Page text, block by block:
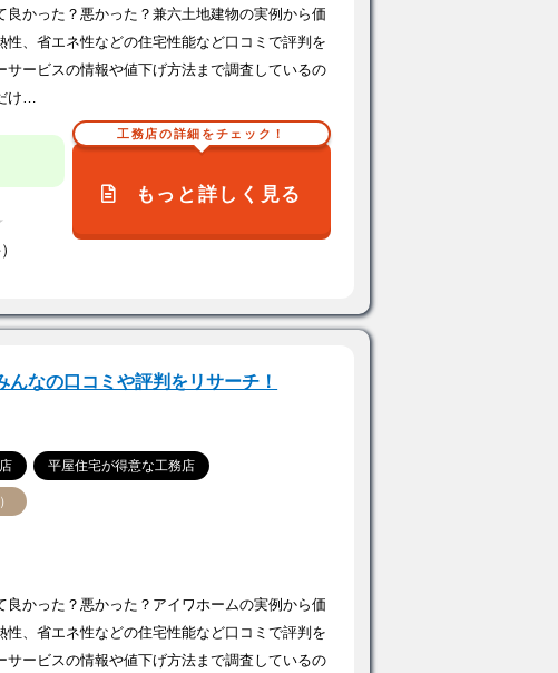
良かった？悪かった？兼六土地建物の実例から価
性、省エネ性などの住宅性能など口コミで評判を
サービスの情報や値下げ方法まで調査しているの
け…
工務店の詳細をチェック！
もっと詳しく見る
なの口コミや評判をリサーチ！
平屋住宅が得意な工務店
良かった？悪かった？アイワホームの実例から価
性、省エネ性などの住宅性能など口コミで評判を
サービスの情報や値下げ方法まで調査しているの